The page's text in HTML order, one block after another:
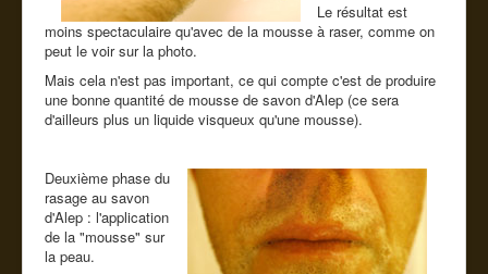
Le résultat est
moins spectaculaire qu'avec de la mousse à raser, comme on
peut le voir sur la photo.
Mais cela n'est pas important, ce qui compte c'est de produire
une bonne quantité de mousse de savon d'Alep (ce sera
d'ailleurs plus un liquide visqueux qu'une mousse).
Deuxième phase du
rasage au savon
d'Alep : l'application
de la "mousse" sur
la peau.